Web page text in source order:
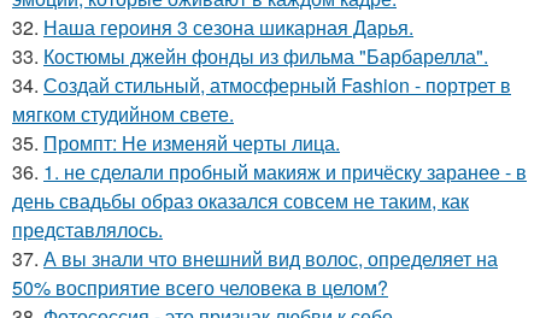
32. Наша героиня 3 сезона шикарная Дарья.
33. Костюмы джейн фонды из фильма "Барбарелла".
34. Создай стильный, атмосферный Fashion - портрет в
мягком студийном свете.
35. Промпт: Не изменяй черты лица.
36. 1. не сделали пробный макияж и причёску заранее - в
день свадьбы образ оказался совсем не таким, как
представлялось.
37. А вы знали что внешний вид волос, определяет на
50% восприятие всего человека в целом?